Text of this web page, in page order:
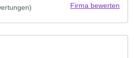
Firma bewerten